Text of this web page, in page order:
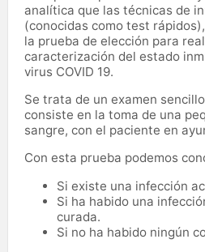
analítica que las técnicas de
(conocidas como test
la prueba de elección para
caracterización del estado
virus COVID 19.
Se trata de un examen
consiste en la toma de una
sangre, con el paciente en
Con esta prueba podemos
Si existe una infección
Si ha habido una
curada.
Si no ha habido ningún